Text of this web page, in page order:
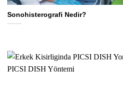
Sonohisterografi Nedir?